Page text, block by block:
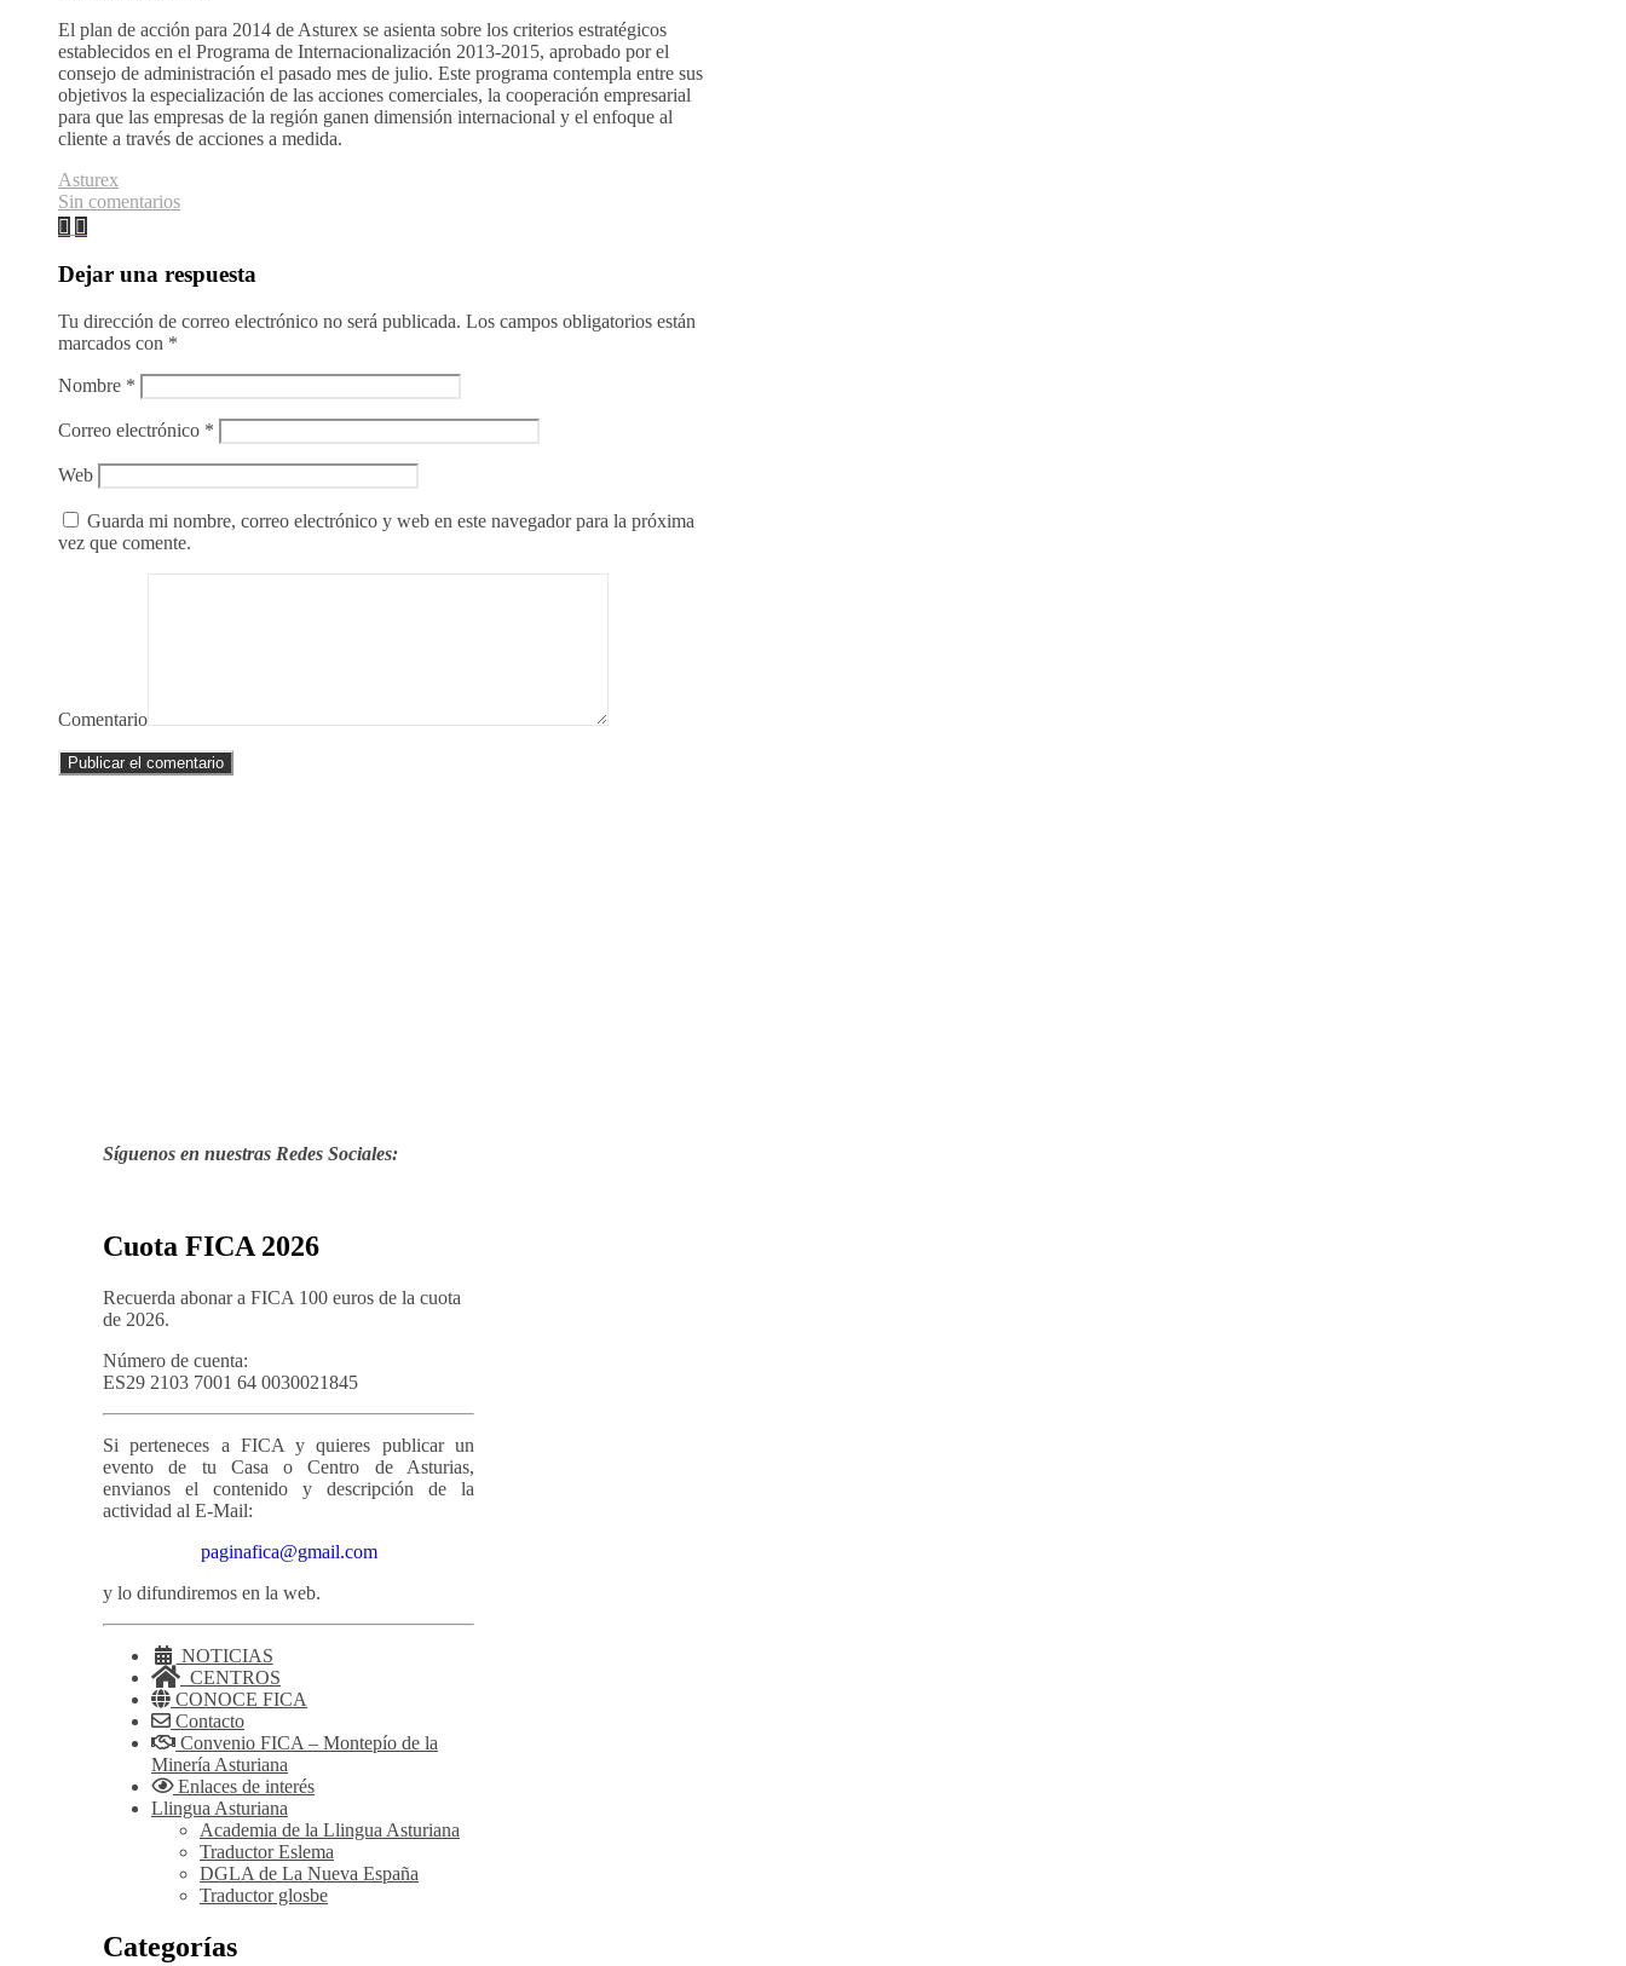
El plan de acción para 2014 de Asturex se asienta sobre los criterios estratégicos
establecidos en el Programa de Internacionalización 2013-2015, aprobado por el
consejo de administración el pasado mes de julio. Este programa contempla entre sus
objetivos la especialización de las acciones comerciales, la cooperación empresarial
para que las empresas de la región ganen dimensión internacional y el enfoque al
cliente a través de acciones a medida.
Asturex
Sin comentarios
Dejar una respuesta
Tu dirección de correo electrónico no será publicada. Los campos obligatorios están
marcados con *
Nombre *
Correo electrónico *
Web
Guarda mi nombre, correo electrónico y web en este navegador para la próxima
vez que comente.
Comentario
Síguenos en nuestras Redes Sociales:
Cuota FICA 2026
Recuerda abonar a FICA 100 euros de la cuota
de 2026.
Número de cuenta:
ES29 2103 7001 64 0030021845
Si perteneces a FICA y quieres publicar un
evento de tu Casa o Centro de Asturias,
envianos el contenido y descripción de la
actividad al E-Mail:
paginafica@gmail.com
y lo difundiremos en la web.
NOTICIAS
CENTROS
CONOCE FICA
Contacto
Convenio FICA – Montepío de la
Minería Asturiana
Enlaces de interés
Llingua Asturiana
Academia de la Llingua Asturiana
Traductor Eslema
DGLA de La Nueva España
Traductor glosbe
Categorías